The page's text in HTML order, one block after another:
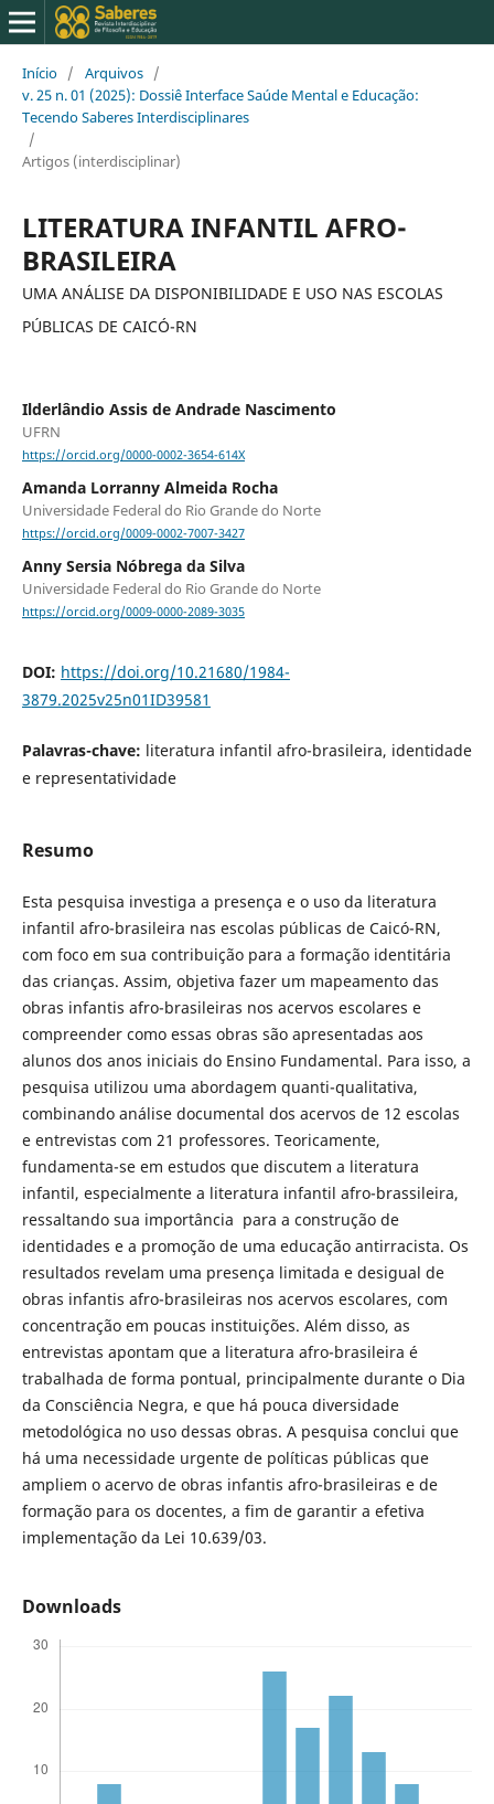
Início / Arquivos /
v. 25 n. 01 (2025): Dossiê Interface Saúde Mental e Educação:
Tecendo Saberes Interdisciplinares
/
Artigos (interdisciplinar)
LITERATURA INFANTIL AFRO-
BRASILEIRA
UMA ANÁLISE DA DISPONIBILIDADE E USO NAS ESCOLAS
PÚBLICAS DE CAICÓ-RN
Ilderlândio Assis de Andrade Nascimento
UFRN
https://orcid.org/0000-0002-3654-614X
Amanda Lorranny Almeida Rocha
Universidade Federal do Rio Grande do Norte
https://orcid.org/0009-0002-7007-3427
Anny Sersia Nóbrega da Silva
Universidade Federal do Rio Grande do Norte
https://orcid.org/0009-0000-2089-3035
DOI: https://doi.org/10.21680/1984-
3879.2025v25n01ID39581
Palavras-chave: literatura infantil afro-brasileira, identidade
e representatividade
Resumo
Esta pesquisa investiga a presença e o uso da literatura
infantil afro-brasileira nas escolas públicas de Caicó-RN,
com foco em sua contribuição para a formação identitária
das crianças. Assim, objetiva fazer um mapeamento das
obras infantis afro-brasileiras nos acervos escolares e
compreender como essas obras são apresentadas aos
alunos dos anos iniciais do Ensino Fundamental. Para isso, a
pesquisa utilizou uma abordagem quanti-qualitativa,
combinando análise documental dos acervos de 12 escolas
e entrevistas com 21 professores. Teoricamente,
fundamenta-se em estudos que discutem a literatura
infantil, especialmente a literatura infantil afro-brassileira,
ressaltando sua importância para a construção de
identidades e a promoção de uma educação antirracista. Os
resultados revelam uma presença limitada e desigual de
obras infantis afro-brasileiras nos acervos escolares, com
concentração em poucas instituições. Além disso, as
entrevistas apontam que a literatura afro-brasileira é
trabalhada de forma pontual, principalmente durante o Dia
da Consciência Negra, e que há pouca diversidade
metodológica no uso dessas obras. A pesquisa conclui que
há uma necessidade urgente de políticas públicas que
ampliem o acervo de obras infantis afro-brasileiras e de
formação para os docentes, a fim de garantir a efetiva
implementação da Lei 10.639/03.
Downloads